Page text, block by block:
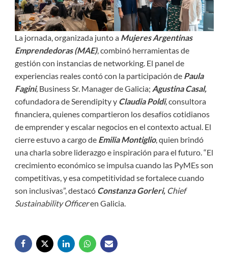
La jornada, organizada junto a Mujeres Argentinas
Emprendedoras (MAE), combinó herramientas de
gestión con instancias de networking. El panel de
experiencias reales contó con la participación de Paula
Fagini, Business Sr. Manager de Galicia; Agustina Casal,
cofundadora de Serendipity y Claudia Poldi,consultora
financiera, quienes compartieron los desafíos cotidianos
de emprender y escalar negocios en el contexto actual. El
cierre estuvo a cargo de Emilia Montiglio, quien brindó
una charla sobre liderazgo e inspiración para el futuro. “El
crecimiento económico se impulsa cuando las PyMEs son
competitivas, y esa competitividad se fortalece cuando
son inclusivas”, destacó Constanza Gorleri, Chief
Sustainability Officeren Galicia.